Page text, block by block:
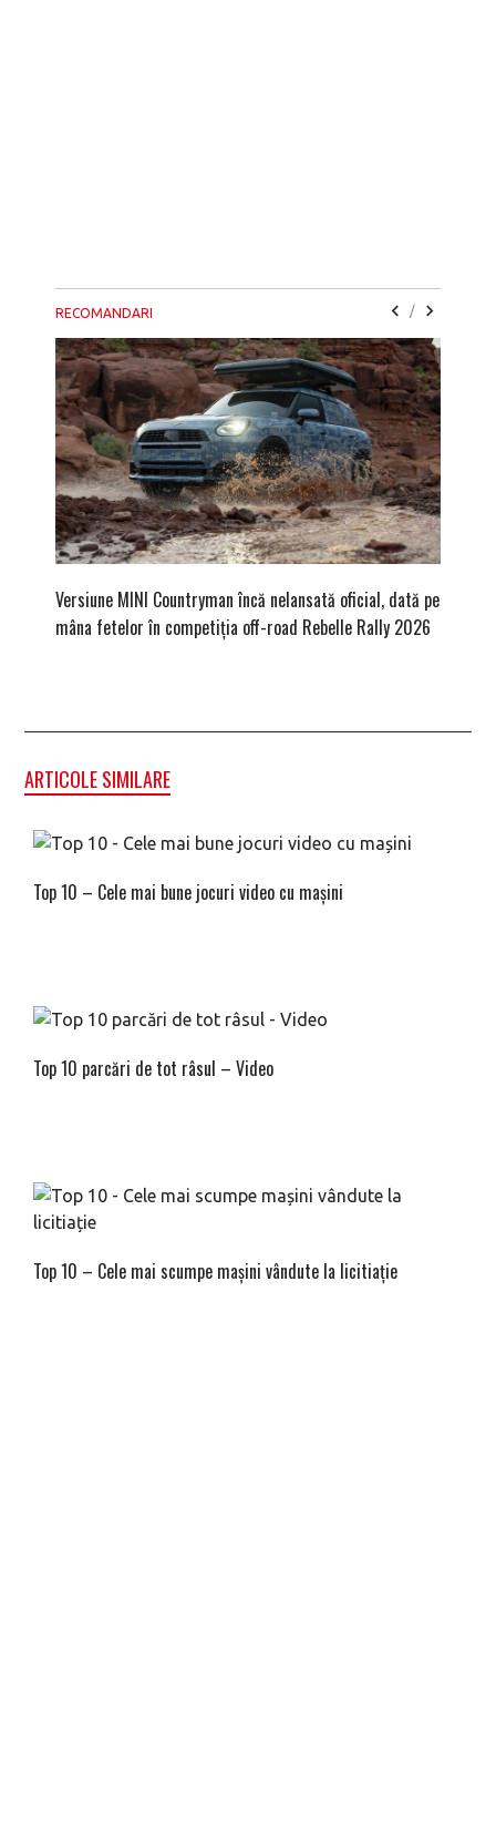
RECOMANDARI /
Versiune MINI Countryman încă nelansată oficial, dată pe
mâna fetelor în competiția off-road Rebelle Rally 2026
ARTICOLE SIMILARE
Top 10 – Cele mai bune jocuri video cu mașini
Top 10 parcări de tot râsul – Video
Top 10 – Cele mai scumpe mașini vândute la licitiație